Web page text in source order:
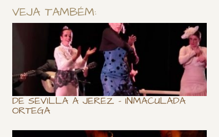
VEJA TAMBÉM:
DE SEVILLA A JEREZ – INMACULADA
ORTEGA